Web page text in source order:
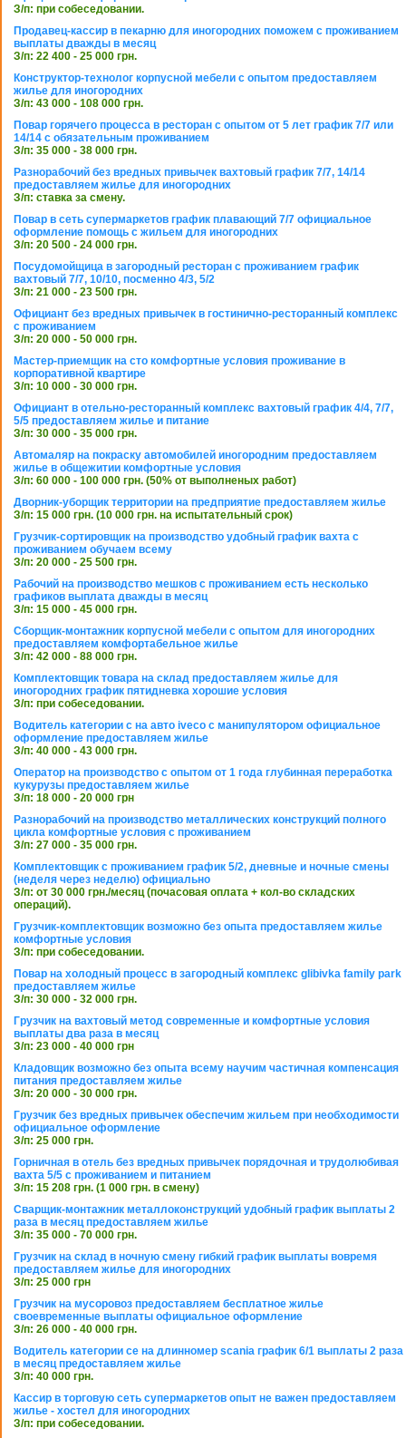
З/п: при собеседовании.
Продавец-кассир в пекарню для иногородних поможем с проживанием
выплаты дважды в месяц
З/п: 22 400 - 25 000 грн.
Конструктор-технолог корпусной мебели с опытом предоставляем
жилье для иногородних
З/п: 43 000 - 108 000 грн.
Повар горячего процесса в ресторан с опытом от 5 лет график 7/7 или
14/14 с обязательным проживанием
З/п: 35 000 - 38 000 грн.
Разнорабочий без вредных привычек вахтовый график 7/7, 14/14
предоставляем жилье для иногородних
З/п: ставка за смену.
Повар в сеть супермаркетов график плавающий 7/7 официальное
оформление помощь с жильем для иногородних
З/п: 20 500 - 24 000 грн.
Посудомойщица в загородный ресторан с проживанием график
вахтовый 7/7, 10/10, посменно 4/3, 5/2
З/п: 21 000 - 23 500 грн.
Официант без вредных привычек в гостинично-ресторанный комплекс
с проживанием
З/п: 20 000 - 50 000 грн.
Мастер-приемщик на сто комфортные условия проживание в
корпоративной квартире
З/п: 10 000 - 30 000 грн.
Официант в отельно-ресторанный комплекс вахтовый график 4/4, 7/7,
5/5 предоставляем жилье и питание
З/п: 30 000 - 35 000 грн.
Автомаляр на покраску автомобилей иногородним предоставляем
жилье в общежитии комфортные условия
З/п: 60 000 - 100 000 грн. (50% от выполненых работ)
Дворник-уборщик территории на предприятие предоставляем жилье
З/п: 15 000 грн. (10 000 грн. на испытательный срок)
Грузчик-сортировщик на производство удобный график вахта с
проживанием обучаем всему
З/п: 20 000 - 25 500 грн.
Рабочий на производство мешков с проживанием есть несколько
графиков выплата дважды в месяц
З/п: 15 000 - 45 000 грн.
Сборщик-монтажник корпусной мебели с опытом для иногородних
предоставляем комфортабельное жилье
З/п: 42 000 - 88 000 грн.
Комплектовщик товара на склад предоставляем жилье для
иногородних график пятидневка хорошие условия
З/п: при собеседовании.
Водитель категории с на авто iveco с манипулятором официальное
оформление предоставляем жилье
З/п: 40 000 - 43 000 грн.
Оператор на производство с опытом от 1 года глубинная переработка
кукурузы предоставляем жилье
З/п: 18 000 - 20 000 грн
Разнорабочий на производство металлических конструкций полного
цикла комфортные условия с проживанием
З/п: 27 000 - 35 000 грн.
Комплектовщик с проживанием график 5/2, дневные и ночные смены
(неделя через неделю) официально
З/п: от 30 000 грн./месяц (почасовая оплата + кол-во складских
операций).
Грузчик-комплектовщик возможно без опыта предоставляем жилье
комфортные условия
З/п: при собеседовании.
Повар на холодный процесс в загородный комплекс glibivka family park
предоставляем жилье
З/п: 30 000 - 32 000 грн.
Грузчик на вахтовый метод современные и комфортные условия
выплаты два раза в месяц
З/п: 23 000 - 40 000 грн
Кладовщик возможно без опыта всему научим частичная компенсация
питания предоставляем жилье
З/п: 20 000 - 30 000 грн.
Грузчик без вредных привычек обеспечим жильем при необходимости
официальное оформление
З/п: 25 000 грн.
Горничная в отель без вредных привычек порядочная и трудолюбивая
вахта 5/5 с проживанием и питанием
З/п: 15 208 грн. (1 000 грн. в смену)
Сварщик-монтажник металлоконструкций удобный график выплаты 2
раза в месяц предоставляем жилье
З/п: 35 000 - 70 000 грн.
Грузчик на склад в ночную смену гибкий график выплаты вовремя
предоставляем жилье для иногородних
З/п: 25 000 грн
Грузчик на мусоровоз предоставляем бесплатное жилье
своевременные выплаты официальное оформление
З/п: 26 000 - 40 000 грн.
Водитель категории се на длинномер scania график 6/1 выплаты 2 раза
в месяц предоставляем жилье
З/п: 40 000 грн.
Кассир в торговую сеть супермаркетов опыт не важен предоставляем
жилье - хостел для иногородних
З/п: при собеседовании.